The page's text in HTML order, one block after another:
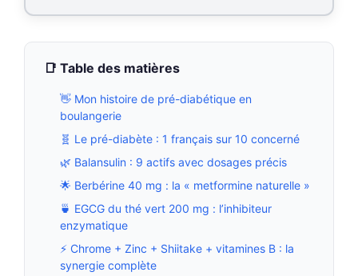
📑 Table des matières
👋 Mon histoire de pré-diabétique en
boulangerie
🧬 Le pré-diabète : 1 français sur 10 concerné
🌿 Balansulin : 9 actifs avec dosages précis
🌟 Berbérine 40 mg : la « metformine naturelle »
🍵 EGCG du thé vert 200 mg : l’inhibiteur
enzymatique
⚡ Chrome + Zinc + Shiitake + vitamines B : la
synergie complète